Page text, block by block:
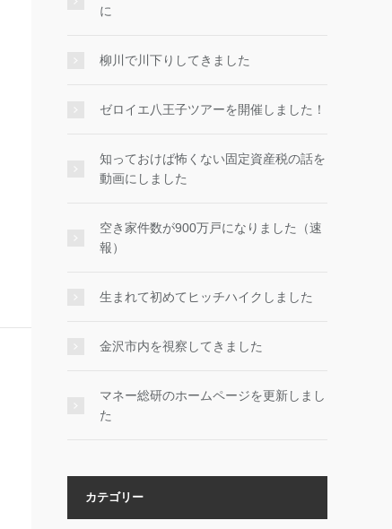
に
柳川で川下りしてきました
ゼロイエ八王子ツアーを開催しました！
知っておけば怖くない固定資産税の話を
動画にしました
空き家件数が900万戸になりました（速
報）
生まれて初めてヒッチハイクしました
金沢市内を視察してきました
マネー総研のホームページを更新しまし
た
カテゴリー